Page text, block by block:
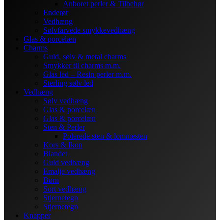
Anboret perler & Tilbehør
Enderør
Vedhæng
Sølvfarvede smykkevedhæng
Glas & porcelæn
Charms
Guld, sølv & metal charms
Smykker til charms m.m.
Glas led – Resin perler m.m.
Sterling sølv led
Vedhæng
Sølv vedhæng
Glas & porcelæn
Glas & porcelæn
Sten & Perler
Polerede sten & lommesten
Kors & Ikon
Blandet
Guld vedhæng
Emalje vedhæng
Børn
Sort vedhæng
Stjernetegn
Stjernetegn
Knapper